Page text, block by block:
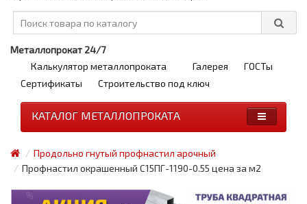
Металлопрокат 24/7
Калькулятор металлопроката
Галерея
ГОСТы
Сертификаты
Строительство под ключ
КАТАЛОГ МЕТАЛЛОПРОКАТА
Продольно гнутый профнастил арочный
Профнастил окрашенный С15ПГ-1190-0.55 цена за м2